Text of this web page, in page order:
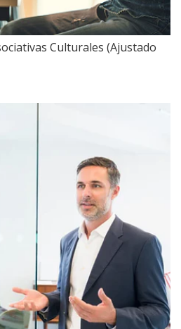
Culturales (Ajustado